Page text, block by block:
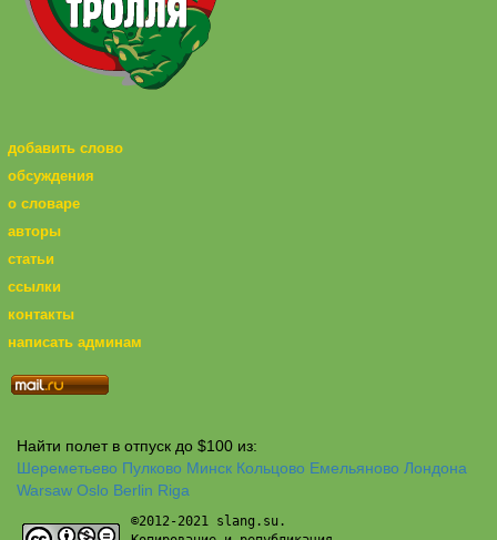
добавить слово
обсуждения
о словаре
авторы
статьи
ссылки
контакты
написать админам
Найти полет в отпуск до $100 из:
Шереметьево Пулково Минск Кольцово Емельяново Лондона
Warsaw Oslo Berlin Riga
©2012-2021 slang.su.